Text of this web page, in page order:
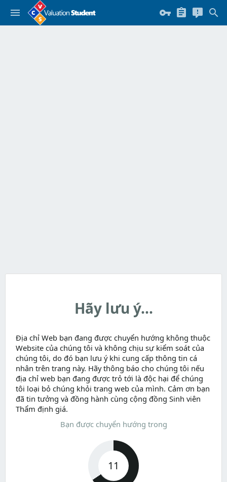
Hãy lưu ý...
Địa chỉ Web bạn đang được chuyển hướng không thuộc
Website của chúng tôi và không chịu sự kiểm soát của
chúng tôi, do đó bạn lưu ý khi cung cấp thông tin cá
nhân trên trang này. Hãy thông báo cho chúng tôi nếu
địa chỉ web bạn đang được trỏ tới là độc hại để chúng
tôi loại bỏ chúng khỏi trang web của mình. Cảm ơn bạn
đã tin tưởng và đồng hành cùng cộng đồng Sinh viên
Thẩm định giá.
Bạn được chuyển hướng trong
11